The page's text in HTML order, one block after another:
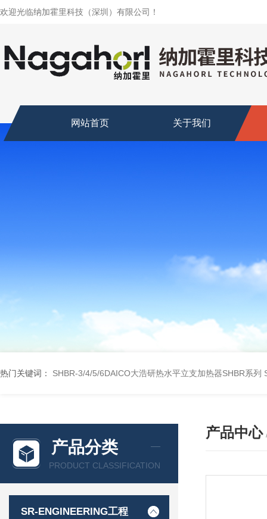
欢迎光临纳加霍里科技（深圳）有限公司！
网站首页 关于我们
热门关键词： SHBR-3/4/5/6DAICO大浩研热水平立支加热器SHBR系列
产品分类
PRODUCT CLASSIFICATION
SR-ENGINEERING工程
产品中心